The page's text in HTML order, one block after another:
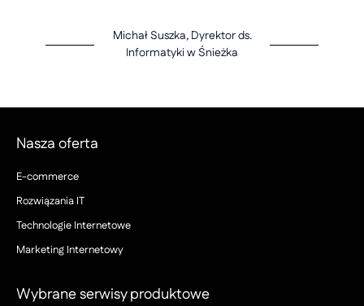
Michał Suszka, Dyrektor ds.
Informatyki w Śnieżka
Nasza oferta
E-commerce
Rozwiązania IT
Technologie Internetowe
Marketing Internetowy
Wybrane serwisy produktowe